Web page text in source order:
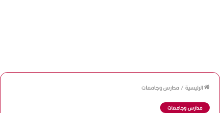
الرئيسية/مدارس وجامعات
مدارس وجامعات